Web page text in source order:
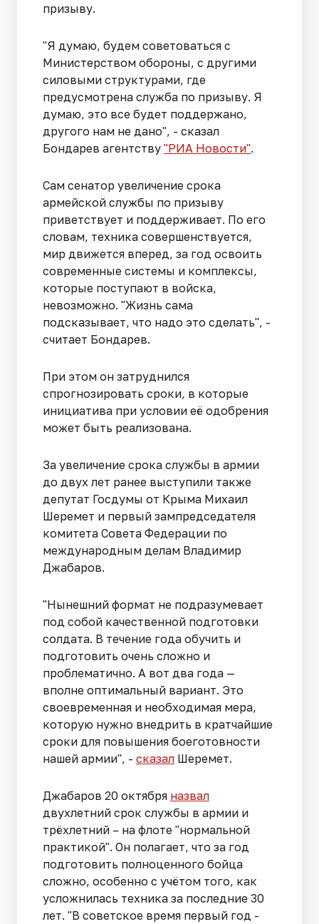
призыву.
"Я думаю, будем советоваться с
Министерством обороны, с другими
силовыми структурами, где
предусмотрена служба по призыву. Я
думаю, это все будет поддержано,
другого нам не дано", - сказал
Бондарев агентству "РИА Новости".
Сам сенатор увеличение срока
армейской службы по призыву
приветствует и поддерживает. По его
словам, техника совершенствуется,
мир движется вперед, за год освоить
современные системы и комплексы,
которые поступают в войска,
невозможно. "Жизнь сама
подсказывает, что надо это сделать", -
считает Бондарев.
При этом он затруднился
спрогнозировать сроки, в которые
инициатива при условии её одобрения
может быть реализована.
За увеличение срока службы в армии
до двух лет ранее выступили также
депутат Госдумы от Крыма Михаил
Шеремет и первый зампредседателя
комитета Совета Федерации по
международным делам Владимир
Джабаров.
"Нынешний формат не подразумевает
под собой качественной подготовки
солдата. В течение года обучить и
подготовить очень сложно и
проблематично. А вот два года —
вполне оптимальный вариант. Это
своевременная и необходимая мера,
которую нужно внедрить в кратчайшие
сроки для повышения боеготовности
нашей армии", - сказал Шеремет.
Джабаров 20 октября назвал
двухлетний срок службы в армии и
трёхлетний – на флоте "нормальной
практикой". Он полагает, что за год
подготовить полноценного бойца
сложно, особенно с учётом того, как
усложнилась техника за последние 30
лет. "В советское время первый год -